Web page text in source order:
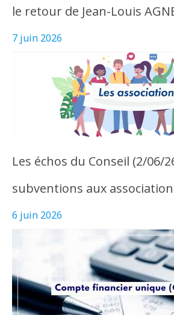
le retour de Jean-Louis
7 juin 2026
Les échos du Conseil (2/06/
subventions aux
6 juin 2026